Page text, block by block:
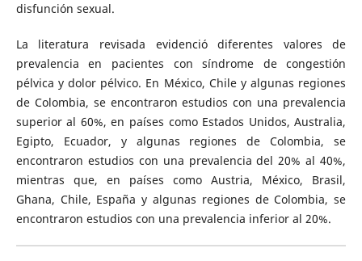
disfunción sexual.
La literatura revisada evidenció diferentes valores de
prevalencia en pacientes con síndrome de congestión
pélvica y dolor pélvico. En México, Chile y algunas regiones
de Colombia, se encontraron estudios con una prevalencia
superior al 60%, en países como Estados Unidos, Australia,
Egipto, Ecuador, y algunas regiones de Colombia, se
encontraron estudios con una prevalencia del 20% al 40%,
mientras que, en países como Austria, México, Brasil,
Ghana, Chile, España y algunas regiones de Colombia, se
encontraron estudios con una prevalencia inferior al 20%.